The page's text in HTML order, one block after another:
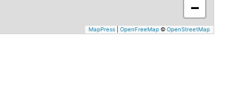
−
MapPress OpenFreeMap © OpenStreetMap